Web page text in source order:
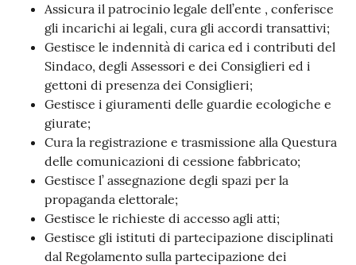
Seguici
Assicura il patrocinio legale dell’ente , conferisce
gli incarichi ai legali, cura gli accordi transattivi;
Gestisce le indennità di carica ed i contributi del
Sindaco, degli Assessori e dei Consiglieri ed i
gettoni di presenza dei Consiglieri;
Gestisce i giuramenti delle guardie ecologiche e
giurate;
Cura la registrazione e trasmissione alla Questura
delle comunicazioni di cessione fabbricato;
Gestisce l’ assegnazione degli spazi per la
propaganda elettorale;
Gestisce le richieste di accesso agli atti;
Gestisce gli istituti di partecipazione disciplinati
dal Regolamento sulla partecipazione dei